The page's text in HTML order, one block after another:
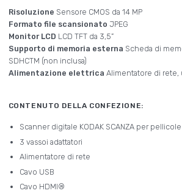
Risoluzione Sensore CMOS da 14 MP
Formato file scansionato JPEG
Monitor LCD LCD TFT da 3,5”
Supporto di memoria esterna Scheda di
SDHCTM (non inclusa)
Alimentazione elettrica Alimentatore di rete,
CONTENUTO DELLA CONFEZIONE:
Scanner digitale KODAK SCANZA per pellicole
3 vassoi adattatori
Alimentatore di rete
Cavo USB
Cavo HDMI®